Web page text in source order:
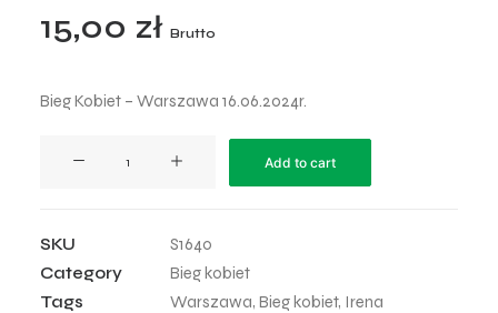
15,00 zł Brutto
Bieg Kobiet – Warszawa 16.06.2024r.
-
35
quantity
Add to cart
SKU
S1640
Category
Bieg kobiet
Tags
Warszawa, Bieg kobiet, Irena